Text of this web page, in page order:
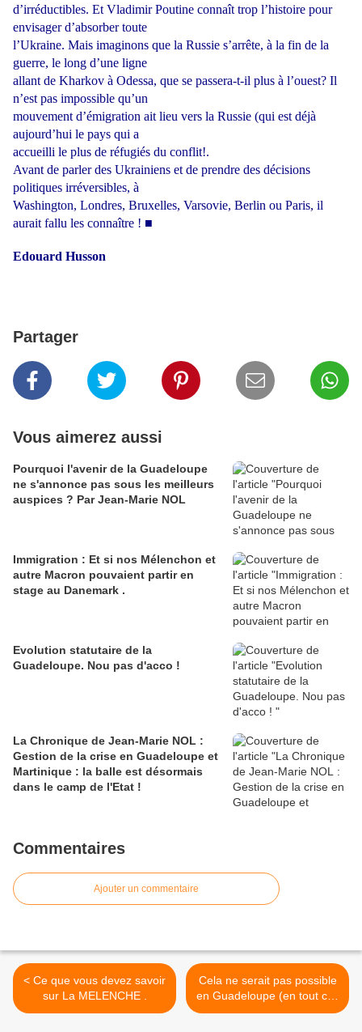
d’irréductibles. Et Vladimir Poutine connaît trop l’histoire pour
envisager d’absorber toute
l’Ukraine. Mais imaginons que la Russie s’arrête, à la fin de la
guerre, le long d’une ligne
allant de Kharkov à Odessa, que se passera-t-il plus à l’ouest? Il
n’est pas impossible qu’un
mouvement d’émigration ait lieu vers la Russie (qui est déjà
aujourd’hui le pays qui a
accueilli le plus de réfugiés du conflit!.
Avant de parler des Ukrainiens et de prendre des décisions
politiques irréversibles, à
Washington, Londres, Bruxelles, Varsovie, Berlin ou Paris, il
aurait fallu les connaître ! ■
Edouard Husson
Partager
Vous aimerez aussi
Pourquoi l'avenir de la Guadeloupe
ne s'annonce pas sous les meilleurs
auspices ? Par Jean-Marie NOL
Immigration : Et si nos Mélenchon et
autre Macron pouvaient partir en
stage au Danemark .
Evolution statutaire de la
Guadeloupe. Nou pas d'acco !
La Chronique de Jean-Marie NOL :
Gestion de la crise en Guadeloupe et
Martinique : la balle est désormais
dans le camp de l'Etat !
Commentaires
Ajouter un commentaire
< Ce que vous devez savoir
sur La MELENCHE .
Cela ne serait pas possible
en Guadeloupe (en tout cas
pour le Badminton) . >